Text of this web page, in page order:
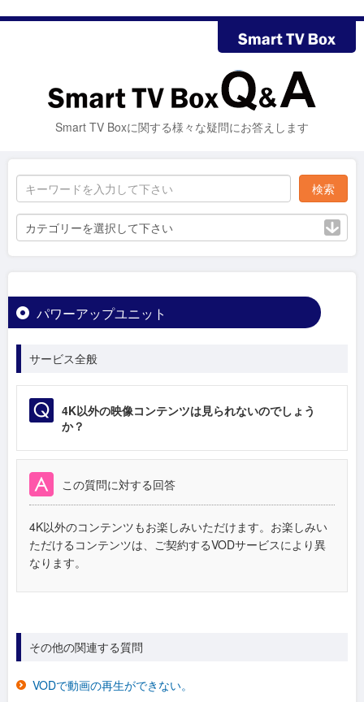
Smart TV Boxに関する様々な疑問にお答えします
カテゴリーを選択して下さい
パワーアップユニット
サービス全般
4K以外の映像コンテンツは見られないのでしょう
か？
この質問に対する回答
4K以外のコンテンツもお楽しみいただけます。お楽しみい
ただけるコンテンツは、ご契約するVODサービスにより異
なります。
その他の関連する質問
VODで動画の再生ができない。